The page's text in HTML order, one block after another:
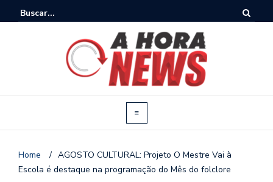
Home / AGOSTO CULTURAL: Projeto O Mestre Vai à
Escola é destaque na programação do Mês do folclore